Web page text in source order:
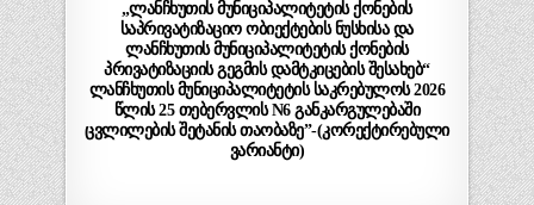
„ლანჩხუთის მუნიციპალიტეტის ქონების
საპრივატიზაციო ობიექტების ნუსხისა და
ლანჩხუთის მუნიციპალიტეტის ქონების
პრივატიზაციის გეგმის დამტკიცების შესახებ“
ლანჩხუთის მუნიციპალიტეტის საკრებულოს 2026
წლის 25 თებერვლის N6 განკარგულებაში
ცვლილების შეტანის თაობაზე”-(კორექტირებული
ვარიანტი)